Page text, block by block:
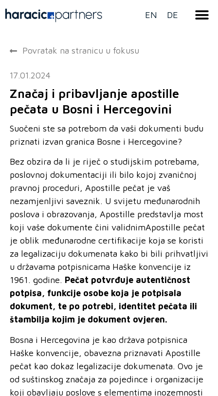
EN DE
Povratak na stranicu u fokusu
17.01.2024
Značaj i pribavljanje apostille
pečata u Bosni i Hercegovini
Suočeni ste sa potrebom da vaši dokumenti budu
priznati izvan granica Bosne i Hercegovine?
Bez obzira da li je riječ o studijskim potrebama,
poslovnoj dokumentaciji ili bilo kojoj zvaničnoj
pravnoj proceduri, Apostille pečat je vaš
nezamjenljivi saveznik. U svijetu međunarodnih
poslova i obrazovanja, Apostille predstavlja most
koji vaše dokumente čini validnimApostille pečat
je oblik međunarodne certifikacije koja se koristi
za legalizaciju dokumenata kako bi bili prihvatljivi
u državama potpisnicama Haške konvencije iz
1961. godine. Pečat potvrđuje autentičnost
potpisa, funkcije osobe koja je potpisala
dokument, te po potrebi, identitet pečata ili
štambilja kojim je dokument ovjeren.
Bosna i Hercegovina je kao država potpisnica
Haške konvencije, obavezna priznavati Apostille
pečat kao dokaz legalizacije dokumenata. Ovo je
od suštinskog značaja za pojedince i organizacije
koji obavljaju poslove s elementima inozemnosti